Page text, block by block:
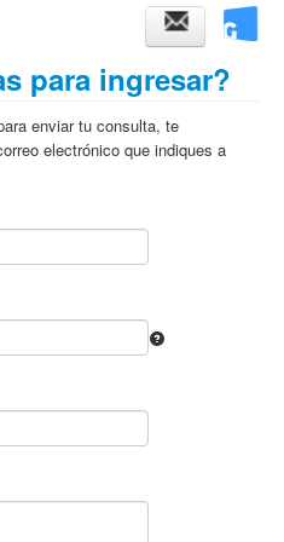
para ingresar?
enviar tu consulta, te
electrónico que indiques a